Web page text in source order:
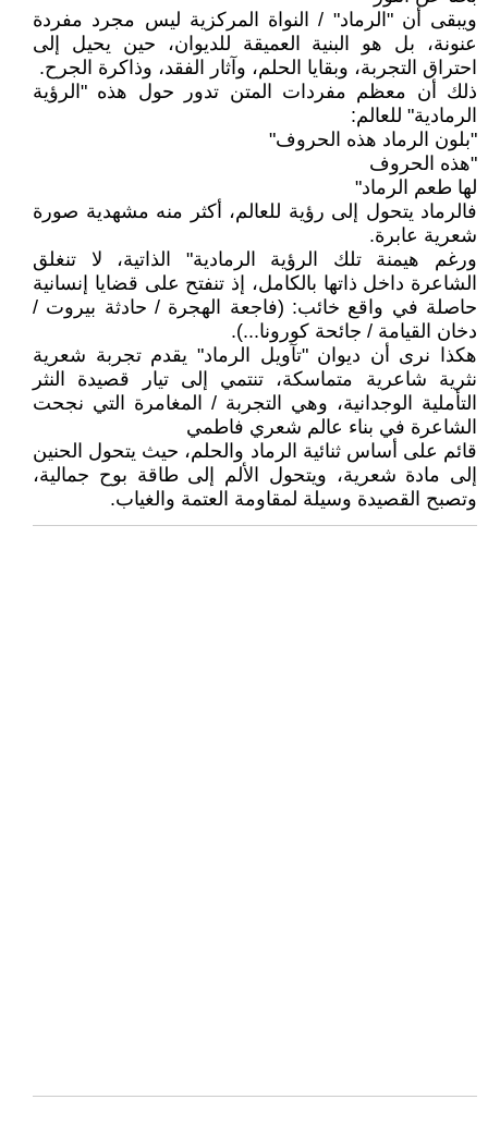
ويبقى أن "الرماد" / النواة المركزية ليس مجرد مفردة
عنونة، بل هو البنية العميقة للديوان، حين يحيل إلى
احتراق التجربة، وبقايا الحلم، وآثار الفقد، وذاكرة الجرح.
ذلك أن معظم مفردات المتن تدور حول هذه "الرؤية
الرمادية" للعالم:
"بلون الرماد هذه الحروف"
"هذه الحروف
لها طعم الرماد"
فالرماد يتحول إلى رؤية للعالم، أكثر منه مشهدية صورة
شعرية عابرة.
ورغم هيمنة تلك الرؤية الرمادية" الذاتية، لا تنغلق
الشاعرة داخل ذاتها بالكامل، إذ تنفتح على قضايا إنسانية
حاصلة في واقع خائب: (فاجعة الهجرة / حادثة بيروت /
دخان القيامة / جائحة كورونا...).
هكذا نرى أن ديوان "تآويل الرماد" يقدم تجربة شعرية
نثرية شاعرية متماسكة، تنتمي إلى تيار قصيدة النثر
التأملية الوجدانية، وهي التجربة / المغامرة التي نجحت
الشاعرة في بناء عالم شعري فاطمي
قائم على أساس ثنائية الرماد والحلم، حيث يتحول الحنين
إلى مادة شعرية، ويتحول الألم إلى طاقة بوح جمالية،
وتصبح القصيدة وسيلة لمقاومة العتمة والغياب.